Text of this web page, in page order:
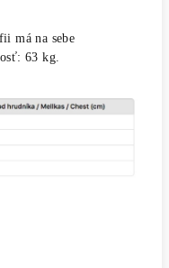
má na sebe
63 kg.